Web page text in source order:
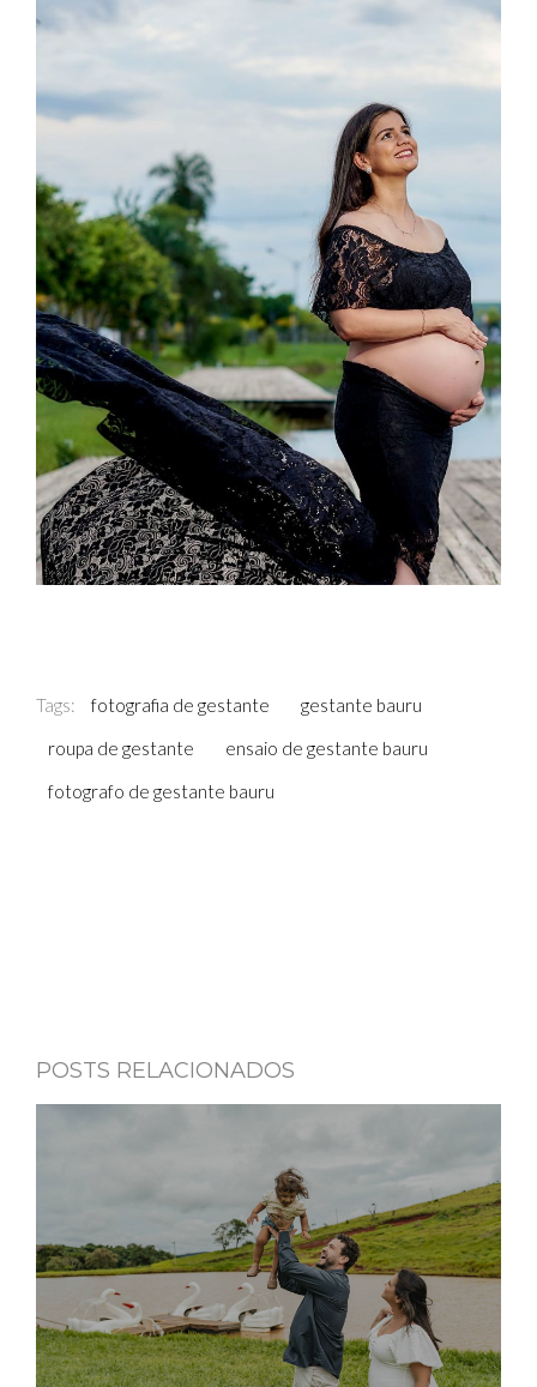
Tags: fotografia de gestante
gestante bauru
roupa de gestante
ensaio de gestante bauru
fotografo de gestante bauru
POSTS RELACIONADOS